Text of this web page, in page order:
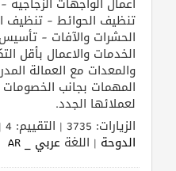
مميزة
إبحث
إتصل
إعلانات
تنظيف الحوائط – تنظيف
الحشرات والآفات –
الخدمات والاعمال بأقل
والمعدات مع العمالة
المهمات بجانب
لعملائها الجدد.
الزيارات: 3735 | التقييم: 4 | المقيّمين: 2 | المدينة
الدوحة | اللغة عربي _ AR